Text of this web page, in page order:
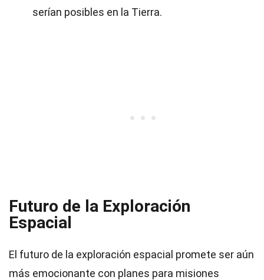
serían posibles en la Tierra.
Futuro de la Exploración
Espacial
El futuro de la exploración espacial promete ser aún
más emocionante con planes para misiones